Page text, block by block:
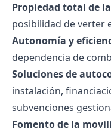
Propiedad total de
posibilidad de verter
Autonomía y
dependencia de
Soluciones de
instalación,
subvenciones
Fomento de la